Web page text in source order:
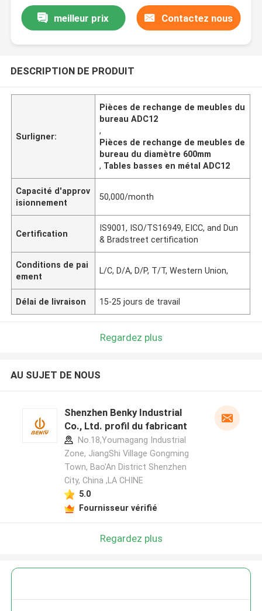
meilleur prix Contactez nous
DESCRIPTION DE PRODUIT
Surligner:
Pièces de rechange de meubles du
bureau ADC12
,
Pièces de rechange de meubles de
bureau du diamètre 600mm
, Tables basses en métal ADC12
Capacité d'approv
isionnement
50,000/month
Certification
IS9001, ISO/TS16949, EICC, and Dun
& Bradstreet certification
Conditions de pai
ement
L/C, D/A, D/P, T/T, Western Union,
Délai de livraison 15-25 jours de travail
Regardez plus
AU SUJET DE NOUS
Shenzhen Benky Industrial
Co., Ltd. profil du fabricant
No.18,Youmagang Industrial
Zone, JiangShi Village Gongming
Town, Bao'An District Shenzhen
City, China ,LA CHINE
5.0
Fournisseur vérifié
Regardez plus